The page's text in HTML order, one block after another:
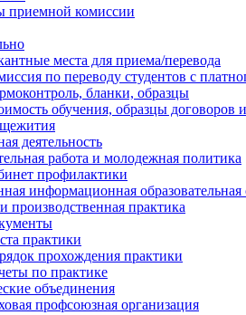
приемной комиссии
места для приема/перевода
по переводу студентов с
бланки, образцы
обучения, образцы договоров
деятельность
работа и молодежная политика
профилактики
информационная образовательная
производственная практика
практики
прохождения практики
по практике
объединения
профсоюзная организация